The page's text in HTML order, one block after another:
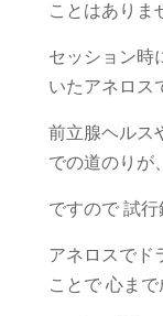
ことはありま
セッション時
いたアネロス
前立腺ヘルス
での道のりが
ですので 試
アネロスでド
ことで 心ま